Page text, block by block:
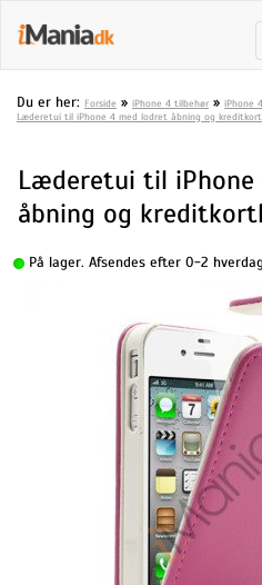
Du er her: Forside » iPhone 4 tilbehør » iPhone
Læderetui til iPhone 4 med lodret åbning og
Læderetui til iPhone
åbning og
På lager. Afsendes efter 0-2